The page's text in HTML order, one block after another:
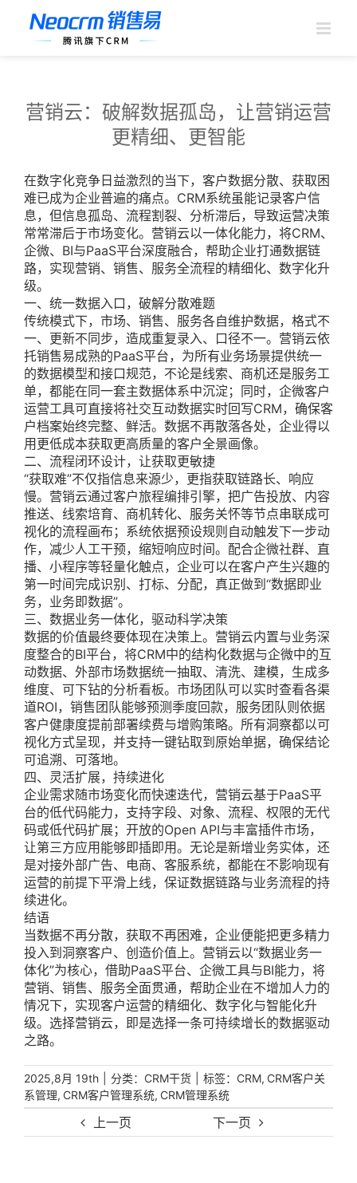
上一页 下一页
营销云：破解数据孤岛，让营销运营
更精细、更智能
在数字化竞争日益激烈的当下，客户数据分散、获取困
难已成为企业普遍的痛点。CRM系统虽能记录客户信
息，但信息孤岛、流程割裂、分析滞后，导致运营决策
常常滞后于市场变化。营销云以一体化能力，将CRM、
企微、BI与PaaS平台深度融合，帮助企业打通数据链
路，实现营销、销售、服务全流程的精细化、数字化升
级。
一、统一数据入口，破解分散难题
传统模式下，市场、销售、服务各自维护数据，格式不
一、更新不同步，造成重复录入、口径不一。营销云依
托销售易成熟的PaaS平台，为所有业务场景提供统一
的数据模型和接口规范，不论是线索、商机还是服务工
单，都能在同一套主数据体系中沉淀；同时，企微客户
运营工具可直接将社交互动数据实时回写CRM，确保客
户档案始终完整、鲜活。数据不再散落各处，企业得以
用更低成本获取更高质量的客户全景画像。
二、流程闭环设计，让获取更敏捷
“获取难”不仅指信息来源少，更指获取链路长、响应
慢。营销云通过客户旅程编排引擎，把广告投放、内容
推送、线索培育、商机转化、服务关怀等节点串联成可
视化的流程画布；系统依据预设规则自动触发下一步动
作，减少人工干预，缩短响应时间。配合企微社群、直
播、小程序等轻量化触点，企业可以在客户产生兴趣的
第一时间完成识别、打标、分配，真正做到“数据即业
务，业务即数据”。
三、数据业务一体化，驱动科学决策
数据的价值最终要体现在决策上。营销云内置与业务深
度整合的BI平台，将CRM中的结构化数据与企微中的互
动数据、外部市场数据统一抽取、清洗、建模，生成多
维度、可下钻的分析看板。市场团队可以实时查看各渠
道ROI，销售团队能够预测季度回款，服务团队则依据
客户健康度提前部署续费与增购策略。所有洞察都以可
视化方式呈现，并支持一键钻取到原始单据，确保结论
可追溯、可落地。
四、灵活扩展，持续进化
企业需求随市场变化而快速迭代，营销云基于PaaS平
台的低代码能力，支持字段、对象、流程、权限的无代
码或低代码扩展；开放的Open API与丰富插件市场，
让第三方应用能够即插即用。无论是新增业务实体，还
是对接外部广告、电商、客服系统，都能在不影响现有
运营的前提下平滑上线，保证数据链路与业务流程的持
续进化。
结语
当数据不再分散，获取不再困难，企业便能把更多精力
投入到洞察客户、创造价值上。营销云以“数据业务一
体化”为核心，借助PaaS平台、企微工具与BI能力，将
营销、销售、服务全面贯通，帮助企业在不增加人力的
情况下，实现客户运营的精细化、数字化与智能化升
级。选择营销云，即是选择一条可持续增长的数据驱动
之路。
2025,8月 19th 分类： CRM干货 标签： CRM, CRM客户关
系管理, CRM客户管理系统, CRM管理系统